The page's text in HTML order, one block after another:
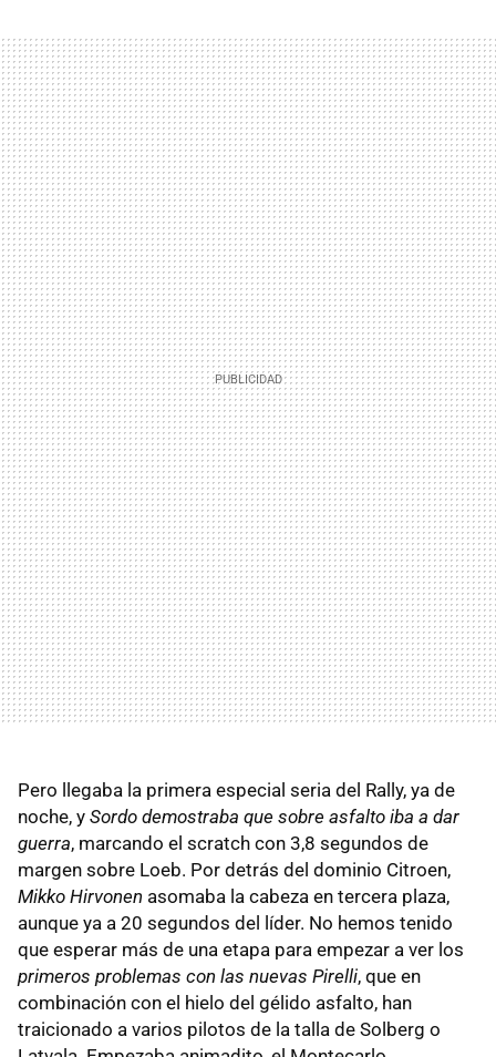
Pero llegaba la primera especial seria del Rally, ya de
noche, y Sordo demostraba que sobre asfalto iba a dar
guerra, marcando el scratch con 3,8 segundos de
margen sobre Loeb. Por detrás del dominio Citroen,
Mikko Hirvonen asomaba la cabeza en tercera plaza,
aunque ya a 20 segundos del líder. No hemos tenido
que esperar más de una etapa para empezar a ver los
primeros problemas con las nuevas Pirelli, que en
combinación con el hielo del gélido asfalto, han
traicionado a varios pilotos de la talla de Solberg o